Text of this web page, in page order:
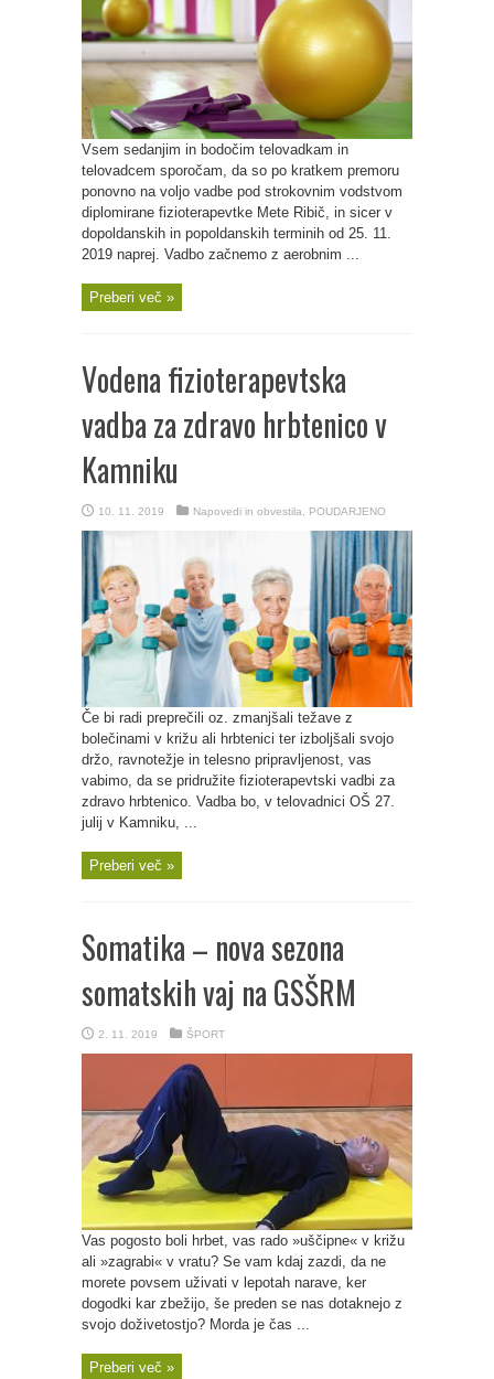
Vsem sedanjim in bodočim telovadkam in
telovadcem sporočam, da so po kratkem premoru
ponovno na voljo vadbe pod strokovnim vodstvom
diplomirane fizioterapevtke Mete Ribič, in sicer v
dopoldanskih in popoldanskih terminih od 25. 11.
2019 naprej. Vadbo začnemo z aerobnim ...
Preberi več »
Vodena fizioterapevtska
vadba za zdravo hrbtenico v
Kamniku
10. 11. 2019 Napovedi in obvestila POUDARJENO
Če bi radi preprečili oz. zmanjšali težave z
bolečinami v križu ali hrbtenici ter izboljšali svojo
držo, ravnotežje in telesno pripravljenost, vas
vabimo, da se pridružite fizioterapevtski vadbi za
zdravo hrbtenico. Vadba bo, v telovadnici OŠ 27.
julij v Kamniku, ...
Preberi več »
Somatika – nova sezona
somatskih vaj na GSŠRM
2. 11. 2019 ŠPORT
Vas pogosto boli hrbet, vas rado »uščipne« v križu
ali »zagrabi« v vratu? Se vam kdaj zazdi, da ne
morete povsem uživati v lepotah narave, ker
dogodki kar zbežijo, še preden se nas dotaknejo z
svojo doživetostjo? Morda je čas ...
Preberi več »